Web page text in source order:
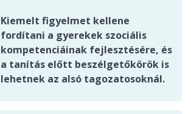
Kiemelt figyelmet kellene
fordítani a gyerekek szociális
kompetenciáinak fejlesztésére, és
a tanítás előtt beszélgetőkörök is
lehetnek az alsó tagozatosoknál.